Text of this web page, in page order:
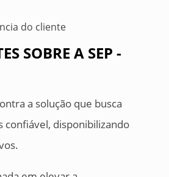
do cliente
SOBRE A SEP -
a solução que busca
confiável, disponibilizando